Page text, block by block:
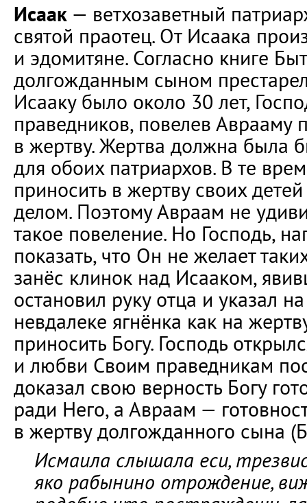
Исаак — ветхозаветный
святой праотец. От Исаака
и эдомитяне. Согласно книге
долгожданным сыном
Исааку было около 30 лет,
праведников, повелев Аврааму
в жертву. Жертва должна была
для обоих патриархов. В те
приносить в жертву своих
делом. Поэтому Авраам не
такое повеление. Но Господь,
показать, что Он не желает
занёс клинок над Исааком,
остановил руку отца и указал
невдалеке ягнёнка как на
приносить Богу. Господь
и любви Своим праведникам
доказал свою верность Богу
ради Него, а Авраам —
в жертву долгожданного сына
Исмаила слышала еси,
яко рабынино отрождение,